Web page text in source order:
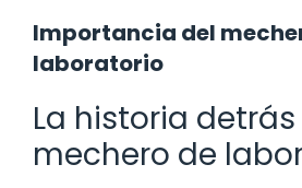
Importancia del
laboratorio
La historia
mechero de